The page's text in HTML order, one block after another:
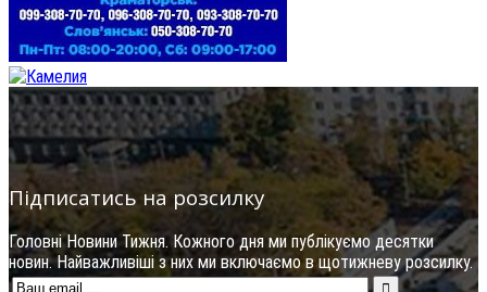
Підписатись на розсилку
Головні Новини Тижня. Кожного дня ми публікуємо десятки
новин. Найважливіші з них ми включаємо в щотижневу розсилку.